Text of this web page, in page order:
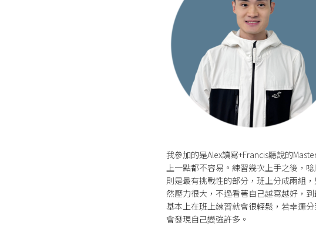
我參加的是Alex讀寫+Francis聽說的
上一點都不容易。練習幾次上手之後，
則是最有挑戰性的部分，班上分成兩組
然壓力很大，不過看著自己越寫越好，
基本上在班上練習就會很輕鬆，若幸運
會發現自己變強許多。